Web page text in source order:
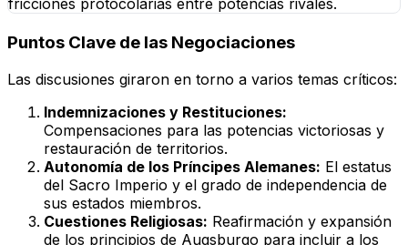
Puntos Clave de las Negociaciones
Las discusiones giraron en torno a varios temas críticos:
Indemnizaciones y Restituciones:
Compensaciones para las potencias victoriosas y
restauración de territorios.
Autonomía de los Príncipes Alemanes: El estatus
del Sacro Imperio y el grado de independencia de
sus estados miembros.
Cuestiones Religiosas: Reafirmación y expansión
de los principios de Augsburgo para incluir a los